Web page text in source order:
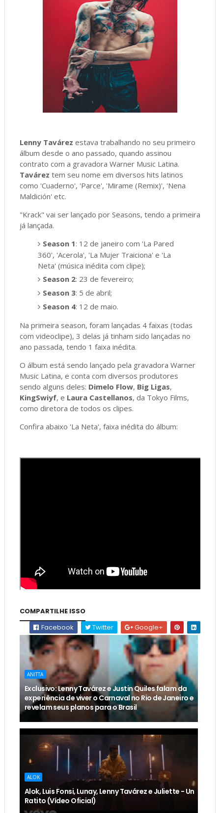
Lenny Tavárez estava trabalhando no seu primeiro
álbum desde o ano passado, quando assinou
contrato com a gravadora Warner Music Latina.
Tavárez tem seu nome em diversos hits latinos
como 'Cuaderno', 'Parce', 'Mirame (Remix)', 'Nena
Maldición' etc.
"Krack" vai ser lançado por Seasons, tendo a primeira
já lançada.
Season 1: 12 de janeiro com 'La Pared
360', 'Acerola', 'La Mujer Traiciona' e 'La
Neta' (música inédita com clipe);
Season 2: 23 de fevereiro;
Season 3: 5 de abril;
Season 4: 12 de maio.
Na primeira season, foram lançadas 4 faixas (todas
com videoclipe), 3 delas já tinham sido lançadas no
ano passada, tendo 1 faixa inédita.
O álbum está sendo lançado pela gravadora Warner
Music Latina, e conta com diversos produtores
sendo alguns deles: Dimelo Flow, Big Ligas,
KingSwiyf, e Laura Castellanos, da Tokyo Films,
como diretora de todos os clipes.
Confira abaixo 'La Neta', faixa inédita do álbum:
COMPARTILHE ISSO
Facebook
Twitter Google+
ANITTA
Exclusivo: Lenny Tavárez e Justin Quiles falam da
experiência de viver o Carnaval no Rio de Janeiro e
revelam seus planos para o Brasil
ALOK
Alok, Luis Fonsi, Lunay, Lenny Tavárez e Juliette - Un
Ratito (Vídeo Oficial)